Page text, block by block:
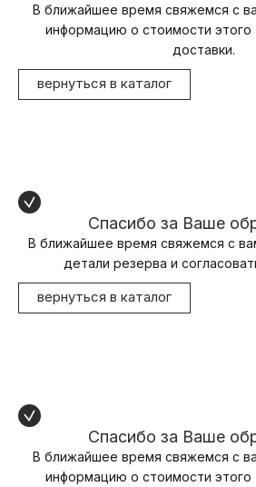
В ближайшее время свяжемся с
информацию о стоимости этого
доставки.
вернуться в каталог
Спасибо за Ваше
В ближайшее время свяжемся с
детали резерва и
вернуться в каталог
Спасибо за Ваше
В ближайшее время свяжемся с
информацию о стоимости этого